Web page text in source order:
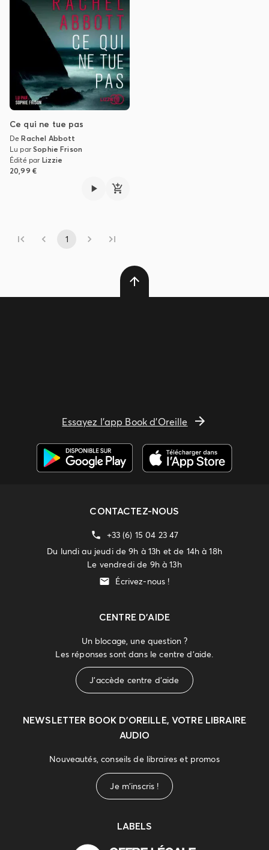
Ce qui ne tue pas
DeRachel Abbott
Lu parSophie Frison
Édité par Lizzie
20,99 €
1
Essayez l'app Book d'Oreille
CONTACTEZ-NOUS
+33 (6) 15 04 23 47
Du lundi au jeudi de 9h à 13h et de 14h à 18h
Le vendredi de 9h à 13h
Écrivez-nous !
CENTRE D'AIDE
Un blocage, une question ?
Les réponses sont dans le centre d'aide.
J'accède centre d'aide
NEWSLETTER BOOK D’OREILLE, VOTRE LIBRAIRE
AUDIO
Nouveautés, conseils de libraires et promos
Je m'inscris !
LABELS